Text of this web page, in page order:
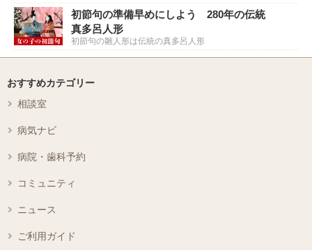
初節句の準備早めにしよう 280年の伝統
真多呂人形
初節句の雛人形は伝統の真多呂人形
おすすめカテゴリー
相談室
病気ナビ
病院・歯科予約
コミュニティ
ニュース
ご利用ガイド